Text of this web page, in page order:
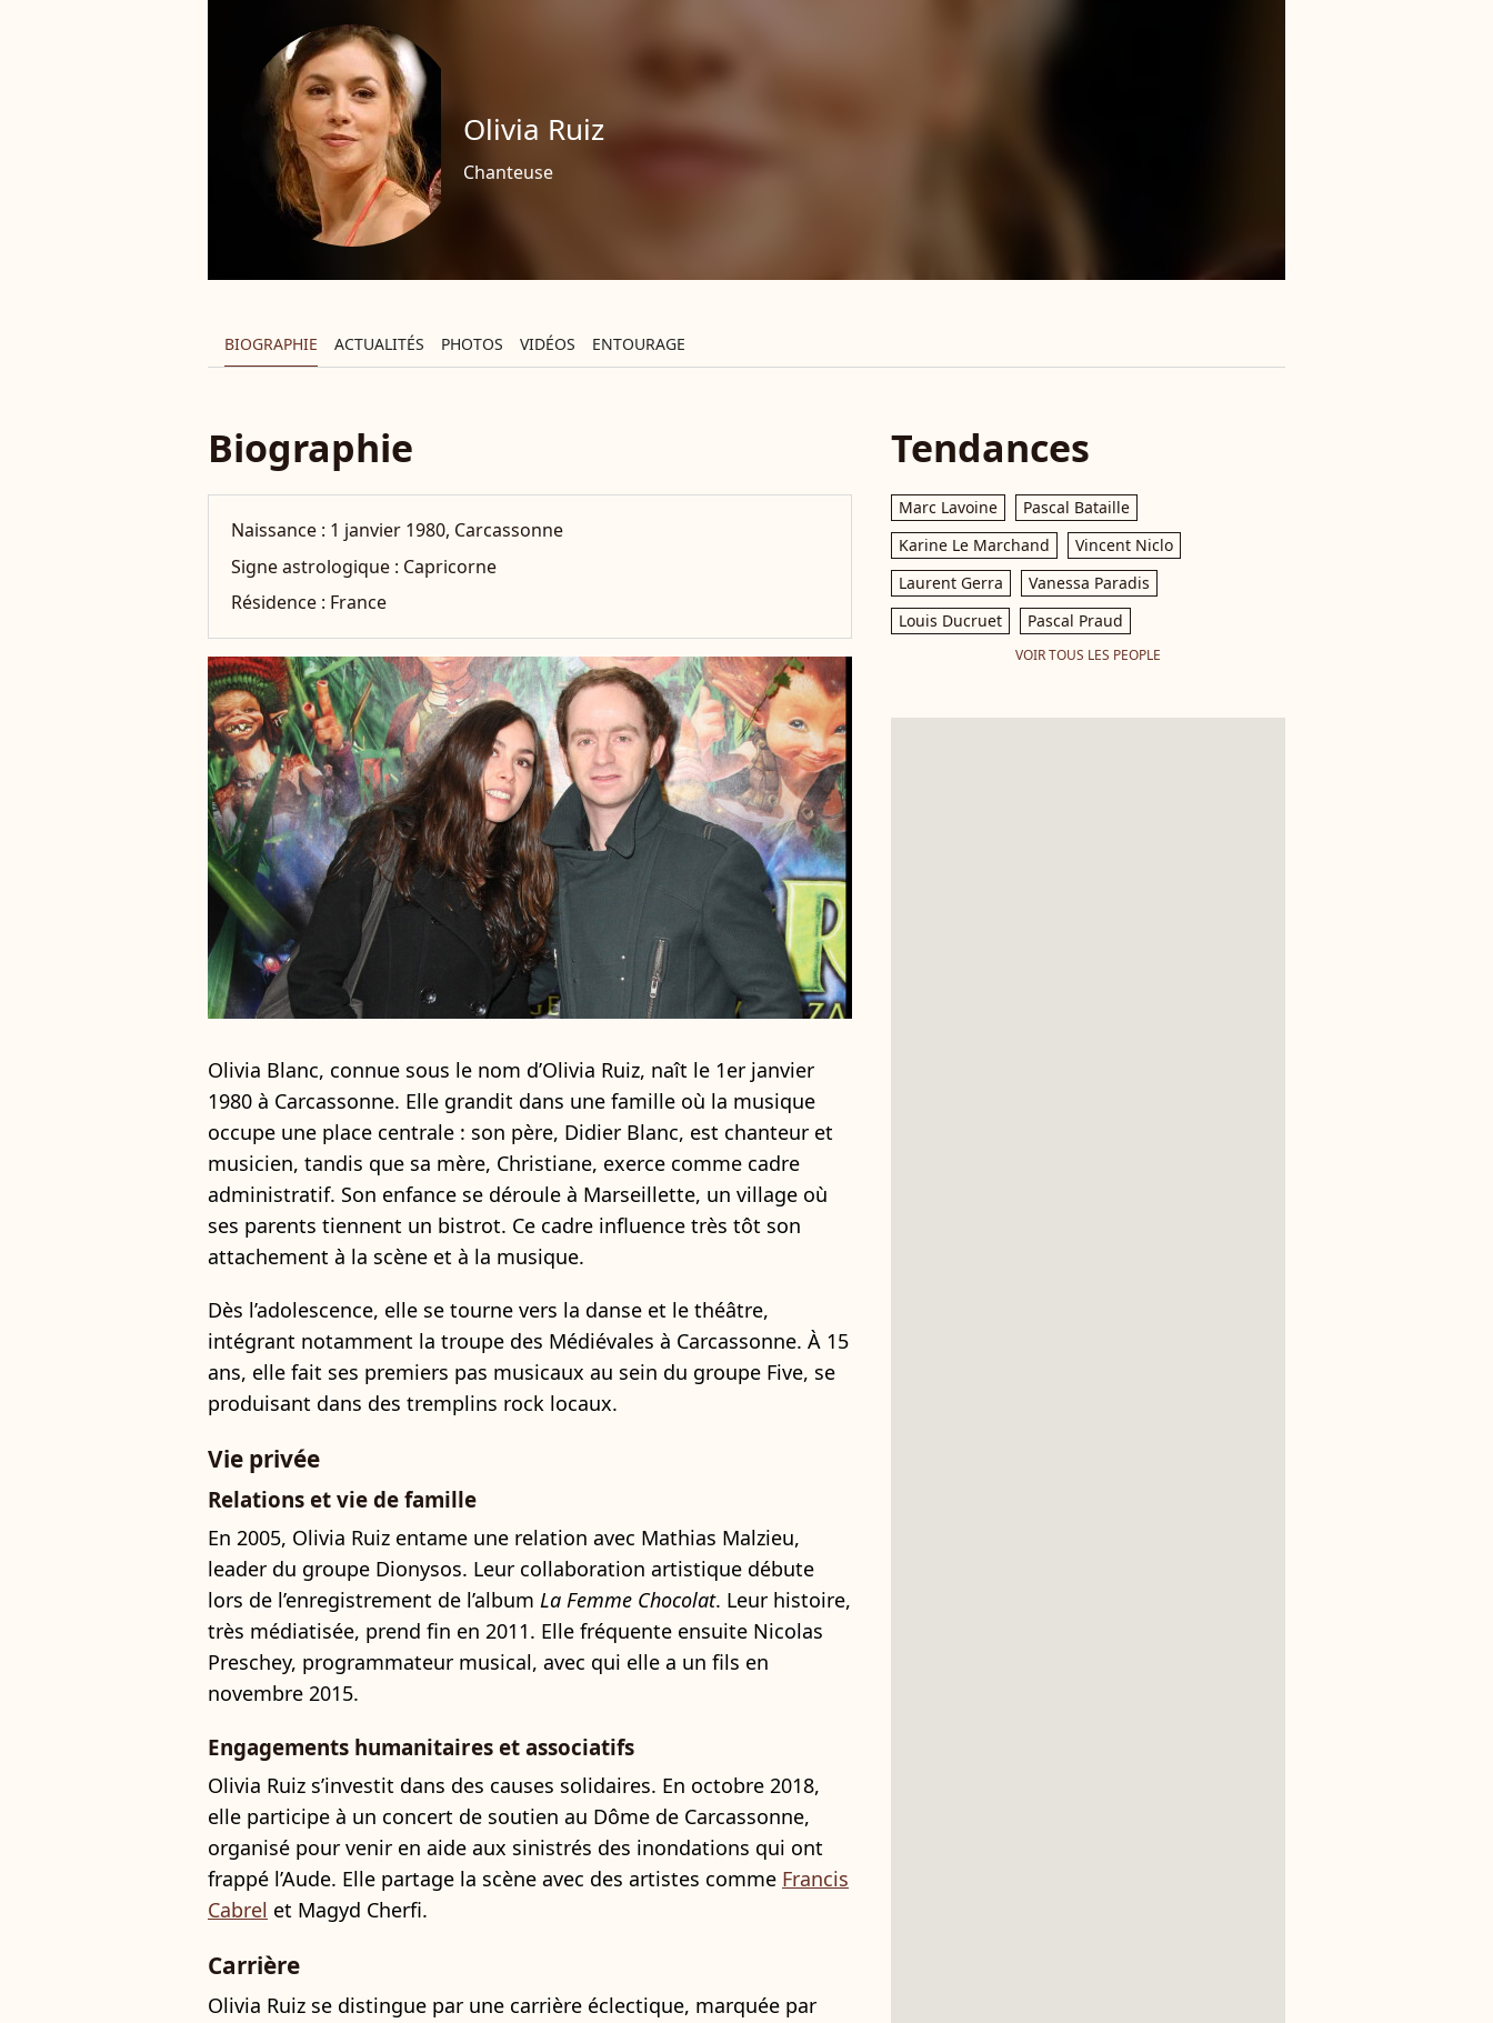
Olivia Ruiz
Chanteuse
BIOGRAPHIE ACTUALITÉS PHOTOS VIDÉOS ENTOURAGE
Biographie
Naissance : 1 janvier 1980, Carcassonne
Signe astrologique : Capricorne
Résidence : France
Olivia Blanc, connue sous le nom d’Olivia Ruiz, naît le 1er janvier
1980 à Carcassonne. Elle grandit dans une famille où la musique
occupe une place centrale : son père, Didier Blanc, est chanteur et
musicien, tandis que sa mère, Christiane, exerce comme cadre
administratif. Son enfance se déroule à Marseillette, un village où
ses parents tiennent un bistrot. Ce cadre influence très tôt son
attachement à la scène et à la musique.
Dès l’adolescence, elle se tourne vers la danse et le théâtre,
intégrant notamment la troupe des Médiévales à Carcassonne. À 15
ans, elle fait ses premiers pas musicaux au sein du groupe Five, se
produisant dans des tremplins rock locaux.
Vie privée
Relations et vie de famille
En 2005, Olivia Ruiz entame une relation avec Mathias Malzieu,
leader du groupe Dionysos. Leur collaboration artistique débute
lors de l’enregistrement de l’album La Femme Chocolat. Leur histoire,
très médiatisée, prend fin en 2011. Elle fréquente ensuite Nicolas
Preschey, programmateur musical, avec qui elle a un fils en
novembre 2015.
Engagements humanitaires et associatifs
Olivia Ruiz s’investit dans des causes solidaires. En octobre 2018,
elle participe à un concert de soutien au Dôme de Carcassonne,
organisé pour venir en aide aux sinistrés des inondations qui ont
frappé l’Aude. Elle partage la scène avec des artistes comme Francis
Cabrel et Magyd Cherfi.
Carrière
Olivia Ruiz se distingue par une carrière éclectique, marquée par
Tendances
Marc Lavoine
Pascal Bataille
Karine Le Marchand
Vincent Niclo
Laurent Gerra
Vanessa Paradis
Louis Ducruet
Pascal Praud
VOIR TOUS LES PEOPLE